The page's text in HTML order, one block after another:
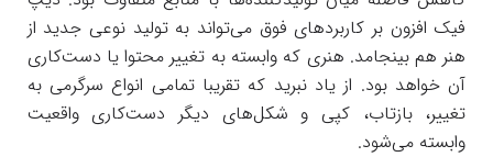
فیک افزون بر کاربردهای فوق می‌تواند به تولید نوعی جدید از
هنر هم بینجامد. هنری که وابسته به تغییر محتوا یا دست‌کاری
آن خواهد بود. از یاد نبرید که تقریبا تمامی انواع سرگرمی به
تغییر، بازتاب، کپی و شکل‌های دیگر دست‌کاری واقعیت
وابسته می‌شود.